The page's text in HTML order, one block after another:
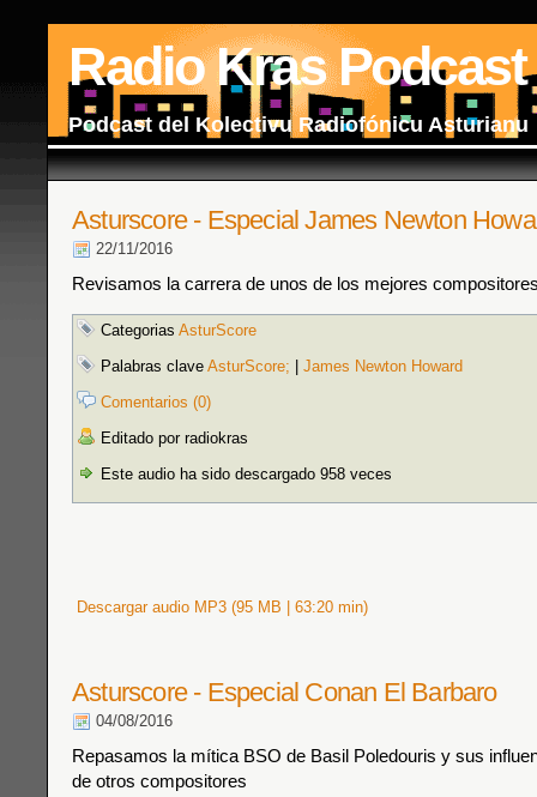
Radio Kras Podcast
Podcast del Kolectivu Radiofónicu Asturianu
Asturscore - Especial James Newton
22/11/2016
Revisamos la carrera de unos de los mejores
Categorias AsturScore
Palabras clave AsturScore;
James Newton Howard
Comentarios (0)
Editado por radiokras
Este audio ha sido descargado 958 veces
Descargar audio MP3 (95 MB | 63:20 min)
Asturscore - Especial Conan El Barbaro
04/08/2016
Repasamos la mítica BSO de Basil Poledouris y sus
de otros compositores